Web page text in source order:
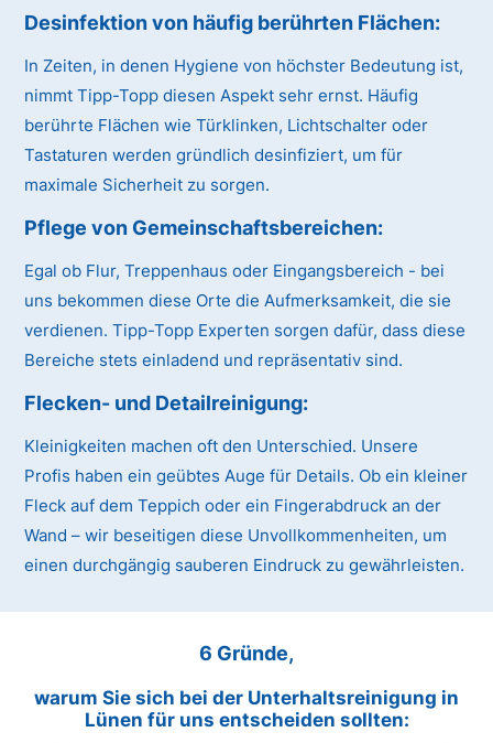
Desinfektion von häufig berührten Flächen:
In Zeiten, in denen Hygiene von höchster Bedeutung ist,
nimmt Tipp-Topp diesen Aspekt sehr ernst. Häufig
berührte Flächen wie Türklinken, Lichtschalter oder
Tastaturen werden gründlich desinfiziert, um für
maximale Sicherheit zu sorgen.
Pflege von Gemeinschaftsbereichen:
Egal ob Flur, Treppenhaus oder Eingangsbereich - bei
uns bekommen diese Orte die Aufmerksamkeit, die sie
verdienen. Tipp-Topp Experten sorgen dafür, dass diese
Bereiche stets einladend und repräsentativ sind.
Flecken- und Detailreinigung:
Kleinigkeiten machen oft den Unterschied. Unsere
Profis haben ein geübtes Auge für Details. Ob ein kleiner
Fleck auf dem Teppich oder ein Fingerabdruck an der
Wand – wir beseitigen diese Unvollkommenheiten, um
einen durchgängig sauberen Eindruck zu gewährleisten.
6 Gründe,
warum Sie sich bei der Unterhaltsreinigung in
Lünen für uns entscheiden sollten: